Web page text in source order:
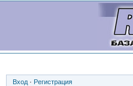
Вход · Регистрация